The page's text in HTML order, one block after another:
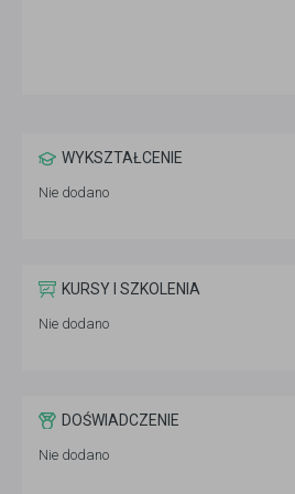
WYKSZTAŁCENIE
Nie dodano
KURSY I SZKOLENIA
Nie dodano
DOŚWIADCZENIE
Nie dodano